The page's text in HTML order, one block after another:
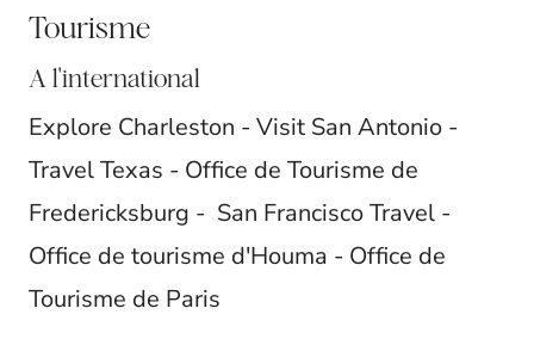
Tourisme
A l'international
Explore Charleston - Visit San Antonio -
Travel Texas - Office de Tourisme de
Fredericksburg - San Francisco Travel -
Office de tourisme d'Houma - Office de
Tourisme de Paris